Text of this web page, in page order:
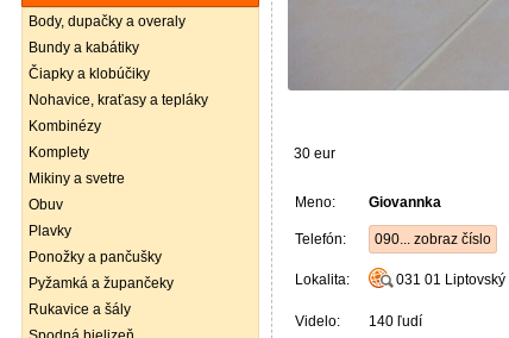
Body, dupačky a overaly
Bundy a kabátiky
Čiapky a klobúčiky
Nohavice, kraťasy a tepláky
Kombinézy
Komplety
Mikiny a svetre
Obuv
Plavky
Ponožky a pančušky
Pyžamká a župančeky
Rukavice a šály
30 eur
Meno: Giovannka
Telefón: 090... zobraz číslo
Lokalita: 031 01
Videlo: 140 ľudí